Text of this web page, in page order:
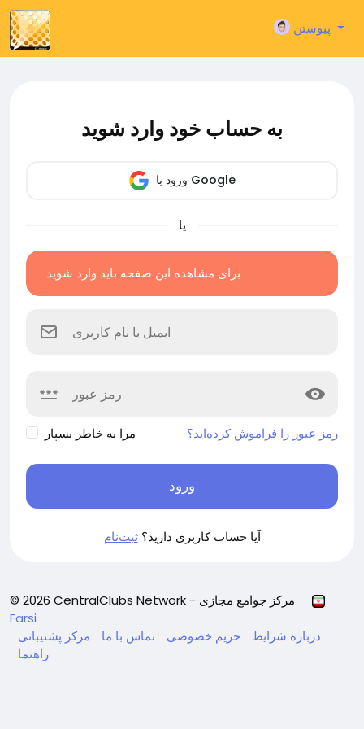
پیوستن
به حساب خود وارد شوید
ورود با Google
یا
برای مشاهده این صفحه باید وارد شوید
مرا به خاطر بسپار رمز عبور را فراموش کرده‌اید؟
ورود
آیا حساب کاربری دارید؟ثبت‌نام
© 2026 CentralClubs Network - مرکز جوامع مجازی
Farsi
درباره شرایط حریم خصوصی تماس با ما
مرکز پشتیبانی
راهنما